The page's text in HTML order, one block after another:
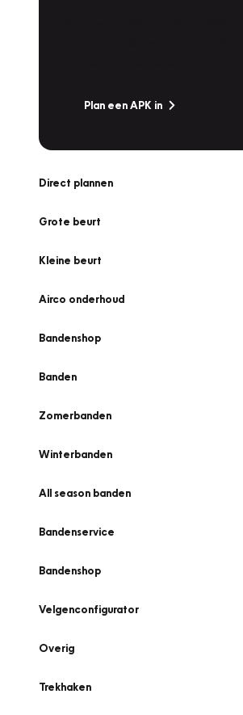
Plan een APK in
Direct plannen
Grote beurt
Kleine beurt
Airco onderhoud
Bandenshop
Banden
Zomerbanden
Winterbanden
All season banden
Bandenservice
Bandenshop
Velgenconfigurator
Overig
Trekhaken